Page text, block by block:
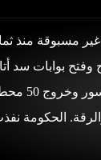
مسبوقة منذ
وفتح بوابات سد
التركي. تسبب ذلك في
الحكومة